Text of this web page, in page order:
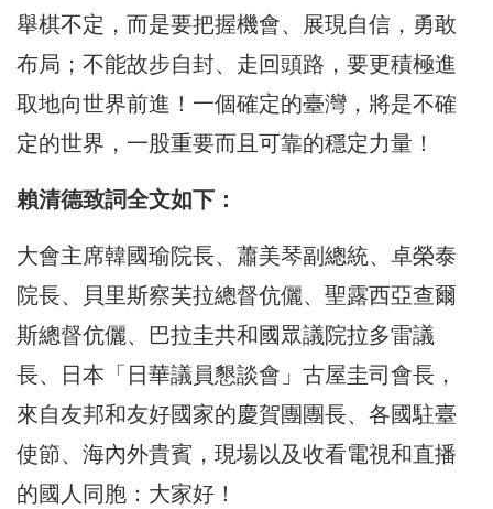
舉棋不定，而是要把握機會、展現自信，勇敢
布局；不能故步自封、走回頭路，要更積極進
取地向世界前進！一個確定的臺灣，將是不確
定的世界，一股重要而且可靠的穩定力量！
賴清德致詞全文如下：
大會主席韓國瑜院長、蕭美琴副總統、卓榮泰
院長、貝里斯察芙拉總督伉儷、聖露西亞查爾
斯總督伉儷、巴拉圭共和國眾議院拉多雷議
長、日本「日華議員懇談會」古屋圭司會長，
來自友邦和友好國家的慶賀團團長、各國駐臺
使節、海內外貴賓，現場以及收看電視和直播
的國人同胞：大家好！